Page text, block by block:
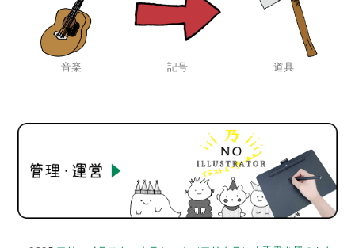
音楽 記号 道具